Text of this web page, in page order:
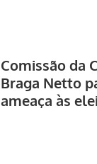
Comissão da
Braga Netto
ameaça às